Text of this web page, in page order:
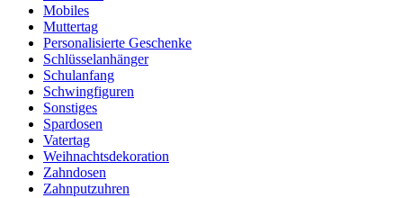
Mobiles
Muttertag
Personalisierte Geschenke
Schlüsselanhänger
Schulanfang
Schwingfiguren
Sonstiges
Spardosen
Vatertag
Weihnachtsdekoration
Zahndosen
Zahnputzuhren